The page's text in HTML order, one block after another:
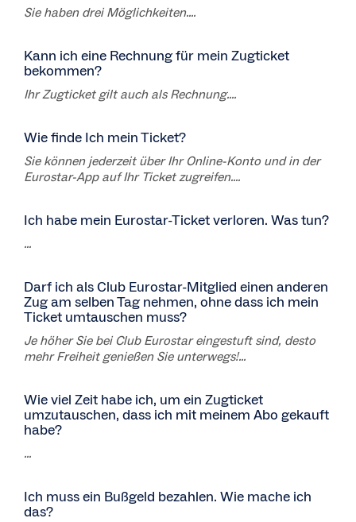
Sie haben drei Möglichkeiten....
Kann ich eine Rechnung für mein Zugticket
bekommen?
Ihr Zugticket gilt auch als Rechnung....
Wie finde Ich mein Ticket?
Sie können jederzeit über Ihr Online-Konto und in der
Eurostar-App auf Ihr Ticket zugreifen....
Ich habe mein Eurostar-Ticket verloren. Was tun?
...
Darf ich als Club Eurostar-Mitglied einen anderen
Zug am selben Tag nehmen, ohne dass ich mein
Ticket umtauschen muss?
Je höher Sie bei Club Eurostar eingestuft sind, desto
mehr Freiheit genießen Sie unterwegs!...
Wie viel Zeit habe ich, um ein Zugticket
umzutauschen, dass ich mit meinem Abo gekauft
habe?
...
Ich muss ein Bußgeld bezahlen. Wie mache ich
das?